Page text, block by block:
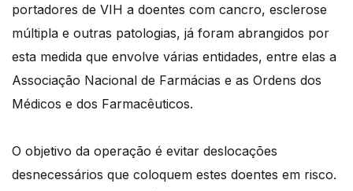
portadores de VIH a doentes com cancro, esclerose
múltipla e outras patologias, já foram abrangidos por
esta medida que envolve várias entidades, entre elas a
Associação Nacional de Farmácias e as Ordens dos
Médicos e dos Farmacêuticos.
O objetivo da operação é evitar deslocações
desnecessários que coloquem estes doentes em risco.